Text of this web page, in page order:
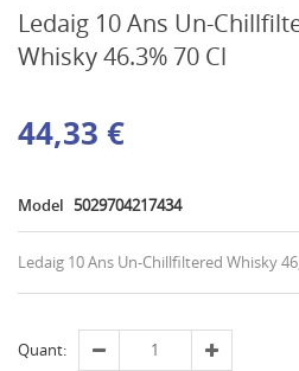
Ledaig 10 Ans Un-
Whisky 46.3% 70 Cl
44,33 €
Model 5029704217434
Ledaig 10 Ans Un-Chillfiltered Whisky
Quant: